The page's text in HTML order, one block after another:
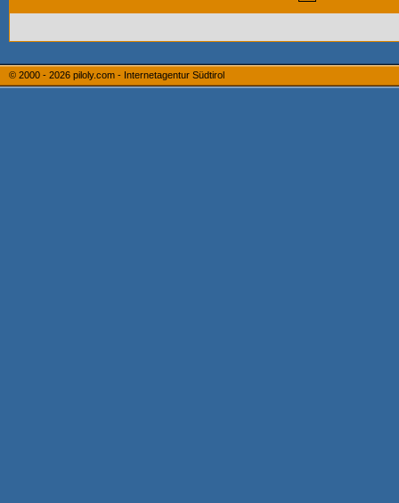
© 2000 - 2026 piloly.com - Internetagentur Südtirol